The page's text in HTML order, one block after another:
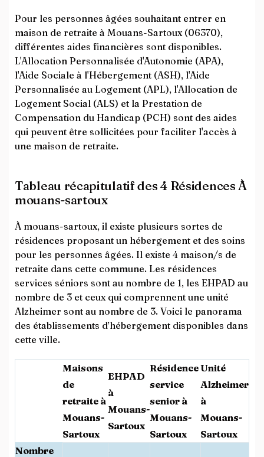
Pour les personnes âgées souhaitant entrer en
maison de retraite à Mouans-Sartoux (06370),
différentes aides financières sont disponibles.
L'Allocation Personnalisée d'Autonomie (APA),
l'Aide Sociale à l'Hébergement (ASH), l'Aide
Personnalisée au Logement (APL), l'Allocation de
Logement Social (ALS) et la Prestation de
Compensation du Handicap (PCH) sont des aides
qui peuvent être sollicitées pour faciliter l'accès à
une maison de retraite.
Tableau récapitulatif des 4 Résidences À
mouans-sartoux
À mouans-sartoux, il existe plusieurs sortes de
résidences proposant un hébergement et des soins
pour les personnes âgées. Il existe 4 maison/s de
retraite dans cette commune. Les résidences
services séniors sont au nombre de 1, les EHPAD au
nombre de 3 et ceux qui comprennent une unité
Alzheimer sont au nombre de 3. Voici le panorama
des établissements d’hébergement disponibles dans
cette ville.
Maisons
de
retraite à
Mouans-
Sartoux
EHPAD
à
Mouans-
Sartoux
Résidence
service
senior à
Mouans-
Sartoux
Unité
Alzheimer
à
Mouans-
Sartoux
Nombre